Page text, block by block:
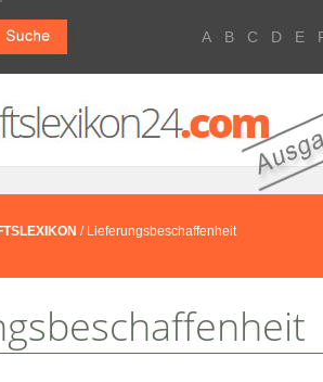
A B C D E
/ Lieferungsbeschaffenheit